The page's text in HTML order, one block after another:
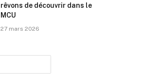
rêvons de découvrir dans le
MCU
27 mars 2026